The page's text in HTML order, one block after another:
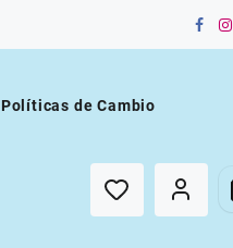
Políticas de Cambio